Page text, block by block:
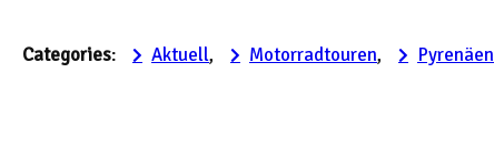
Categories: Aktuell, Motorradtouren, Pyrenäen